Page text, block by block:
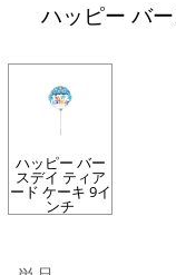
ハッピー バ
ハッピー バー
スデイ ティア
ード ケーキ 9イ
ンチ